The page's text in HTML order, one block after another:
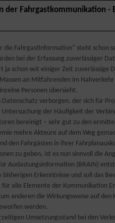
Fahrgastkommunikation -
Fahrgastinformation“ steht schon
bei der Erfassung zuverlässiger
schon seit einiger Zeit zuverlässige
an Mitfahrenden im Nahverkehr
Personen übersieht.
verborgen, der sich für
der Häufigkeit der
bereinigt – sehr gut zu den
mehre Akteure auf dem Weg
den Fahrgästen in ihrer
zu geben, ist es nun sinnvoll die
Auslastungsinformation (BRAIN)
Erkenntnisse und soll das
alle Elemente der Kommunikation
anderen die Wirkungsweise auf
werden.
Umsetzungsstand bei den